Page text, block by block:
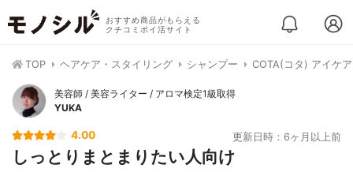
おすすめ商品がもらえる
クチコミポイ活サイト
TOP ヘアケア・スタイリング シャンプー COTA(コタ) アイケ
美容師 / 美容ライター / アロマ検定1級取得
YUKA
4.00 更新日時：6ヶ月以上前
しっとりまとまりたい人向け